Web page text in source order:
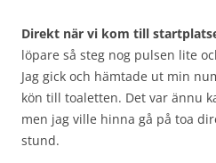
Direkt när vi kom till
löpare så steg nog pulsen lite
Jag gick och hämtade ut min
kön till toaletten. Det var ännu
men jag ville hinna gå på toa
stund.